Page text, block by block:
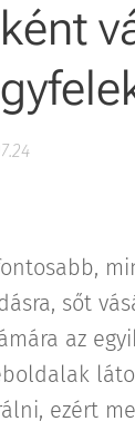
sőt
az
ezért